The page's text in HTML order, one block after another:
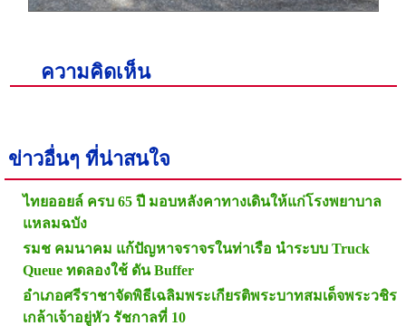
ความคิดเห็น
ข่าวอื่นๆ ที่น่าสนใจ
ไทยออยล์ ครบ 65 ปี มอบหลังคาทางเดินให้แก่โรงพยาบาล
แหลมฉบัง
รมช คมนาคม แก้ปัญหาจราจรในท่าเรือ นำระบบ Truck
Queue ทดลองใช้ ดัน Buffer
อำเภอศรีราชาจัดพิธีเฉลิมพระเกียรติพระบาทสมเด็จพระวชิร
เกล้าเจ้าอยู่หัว รัชกาลที่ 10